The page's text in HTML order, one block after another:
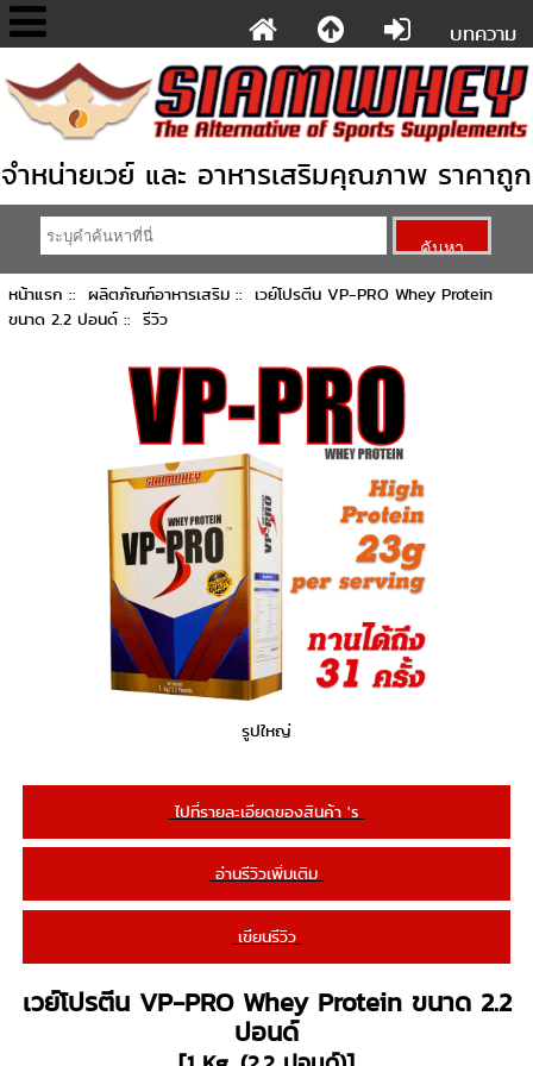
บทความ
จำหน่ายเวย์ และ อาหารเสริมคุณภาพ ราคาถูก
หน้าแรก ::ผลิตภัณฑ์อาหารเสริม ::เวย์โปรตีน VP-PRO Whey Protein
ขนาด 2.2 ปอนด์ :: รีวิว
รูปใหญ่
ไปที่รายละเอียดของสินค้า 's
อ่านรีวิวเพิ่มเติม
เขียนรีวิว
เวย์โปรตีน VP-PRO Whey Protein ขนาด 2.2
ปอนด์